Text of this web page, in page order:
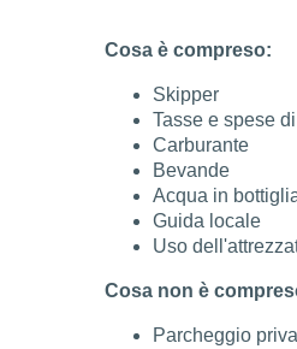
Cosa è compreso:
Skipper
Tasse e spese
Carburante
Bevande
Acqua in
Guida locale
Uso
Cosa non è
Parcheggio